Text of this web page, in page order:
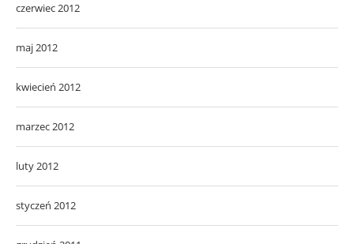
czerwiec 2012
maj 2012
kwiecień 2012
marzec 2012
luty 2012
styczeń 2012